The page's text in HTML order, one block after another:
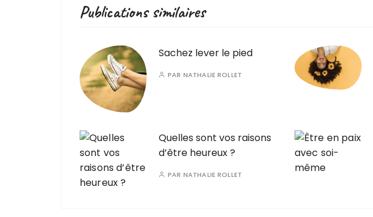
Publications similaires
Sachez lever le pied
PAR NATHALIE ROLLET
Quelles sont vos raisons
d’être heureux ?
PAR NATHALIE ROLLET